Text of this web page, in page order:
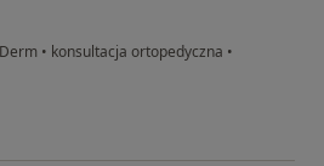
• konsultacja ortopedyczna •